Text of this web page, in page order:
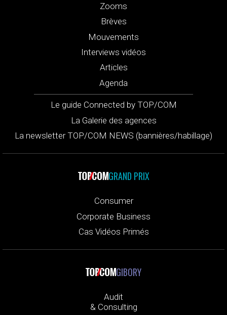
Zooms
Brèves
Mouvements
Interviews vidéos
Articles
Agenda
Le guide Connected by TOP/COM
La Galerie des agences
La newsletter TOP/COM NEWS (bannières/habillage)
GRAND PRIX
Consumer
Corporate Business
Cas Vidéos Primés
GIBORY
Audit
& Consulting